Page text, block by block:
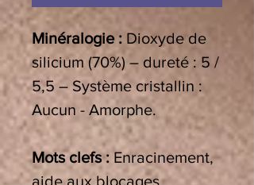
Minéralogie : Dioxyde de
silicium (70%) – dureté : 5 /
5,5 – Système cristallin :
Aucun - Amorphe.
Mots clefs : Enracinement,
aide aux blocages